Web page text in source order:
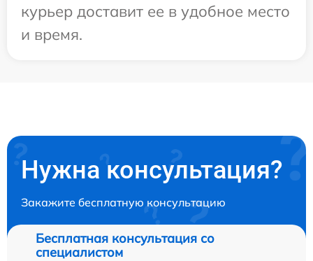
курьер доставит ее в удобное место
и время.
Нужна консультация?
Закажите бесплатную консультацию
Бесплатная консультация со
специалистом